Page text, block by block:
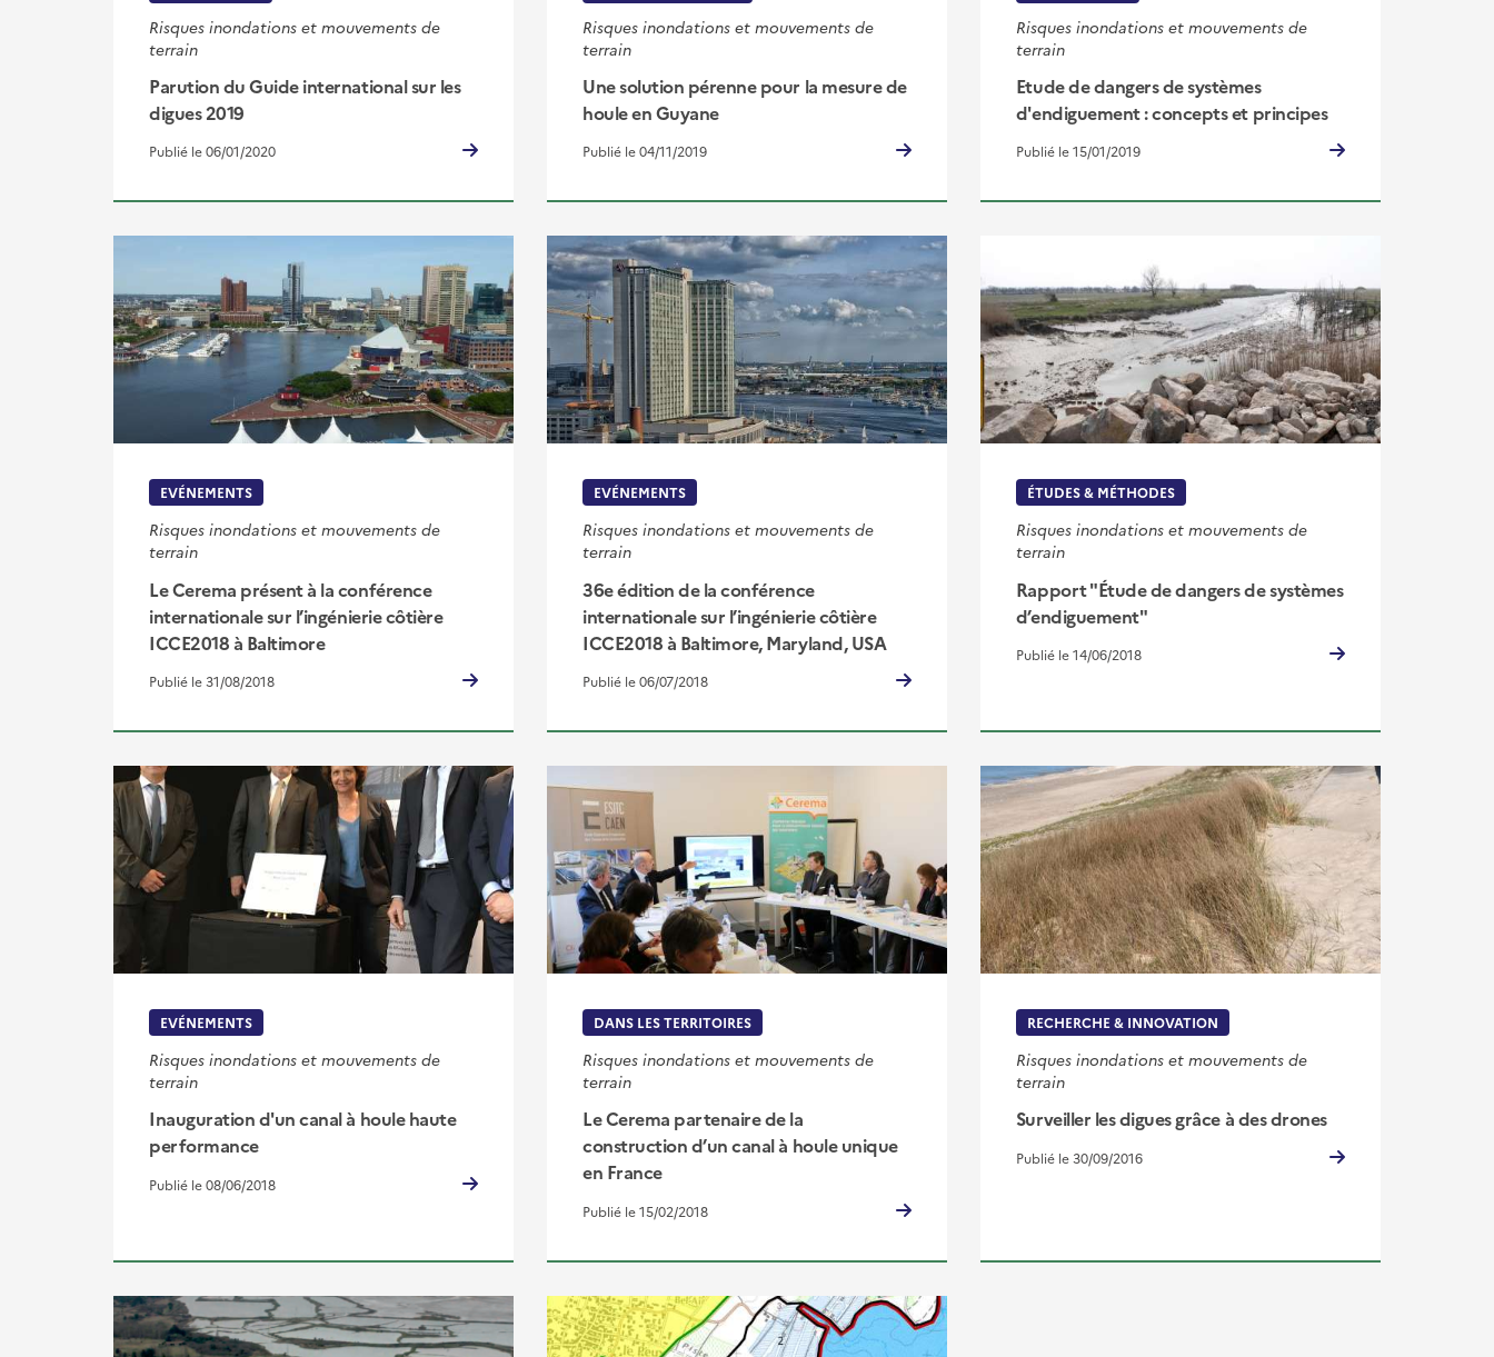
Risques inondations et mouvements de
terrain
Parution du Guide international sur les
digues 2019
Publié le 06/01/2020
Risques inondations et mouvements de
terrain
Une solution pérenne pour la mesure de
houle en Guyane
Publié le 04/11/2019
Risques inondations et mouvements de
terrain
Etude de dangers de systèmes
d'endiguement : concepts et principes
Publié le 15/01/2019
EVÉNEMENTS
Risques inondations et mouvements de
terrain
Le Cerema présent à la conférence
internationale sur l’ingénierie côtière
ICCE2018 à Baltimore
Publié le 31/08/2018
EVÉNEMENTS
Risques inondations et mouvements de
terrain
36e édition de la conférence
internationale sur l’ingénierie côtière
ICCE2018 à Baltimore, Maryland, USA
Publié le 06/07/2018
ÉTUDES & MÉTHODES
Risques inondations et mouvements de
terrain
Rapport "Étude de dangers de systèmes
d’endiguement"
Publié le 14/06/2018
EVÉNEMENTS
Risques inondations et mouvements de
terrain
Inauguration d'un canal à houle haute
performance
Publié le 08/06/2018
DANS LES TERRITOIRES
Risques inondations et mouvements de
terrain
Le Cerema partenaire de la
construction d’un canal à houle unique
en France
Publié le 15/02/2018
RECHERCHE & INNOVATION
Risques inondations et mouvements de
terrain
Surveiller les digues grâce à des drones
Publié le 30/09/2016